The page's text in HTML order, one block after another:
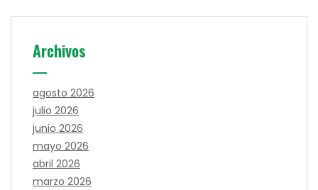
Archivos
agosto 2026
julio 2026
junio 2026
mayo 2026
abril 2026
marzo 2026